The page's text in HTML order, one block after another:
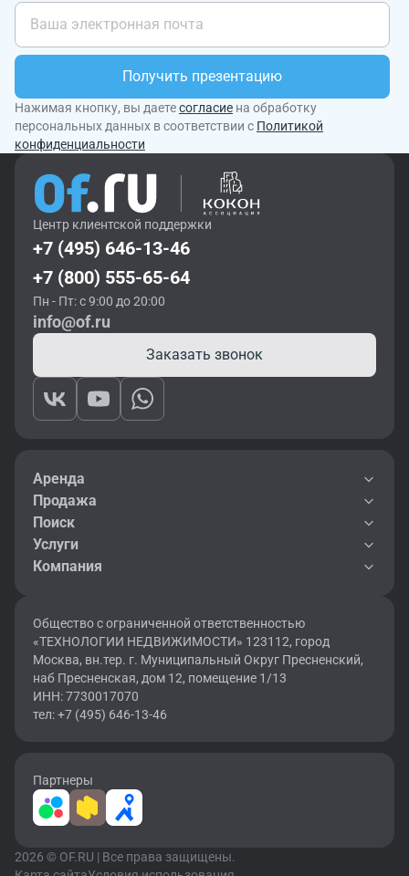
Получить презентацию
Нажимая кнопку, вы даетесогласие на обработку
персональных данных в соответствии с Политикой
конфиденциальности
Центр клиентской поддержки
+7 (495) 646-13-46
+7 (800) 555-65-64
Пн - Пт: с 9:00 до 20:00
info@of.ru
Заказать звонок
Аренда
Продажа
Поиск
Услуги
Компания
Общество с ограниченной ответственностью
«ТЕХНОЛОГИИ НЕДВИЖИМОСТИ» 123112, город
Москва, вн.тер. г. Муниципальный Округ Пресненский,
наб Пресненская, дом 12, помещение 1/13
ИНН: 7730017070
тел: +7 (495) 646-13-46
Партнеры
2026 © OF.RU | Все права защищены.